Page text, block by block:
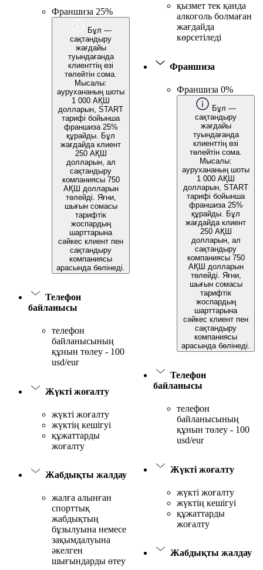
Франшиза 25%
Бұл —
сақтандыру
жағдайы
туындағанда
клиенттің өзі
төлейтін сома.
Мысалы:
аурухананың шоты
1 000 АҚШ
долларын, START
тарифі бойынша
франшиза 25%
құрайды. Бұл
жағдайда клиент
250 АҚШ
долларын, ал
сақтандыру
компаниясы 750
АҚШ долларын
төлейді. Яғни,
шығын сомасы
тарифтік
жоспардың
шарттарына
сәйкес клиент пен
сақтандыру
компаниясы
арасында бөлінеді.
Телефон
байланысы
телефон
байланысының
құнын төлеу - 100
usd/eur
Жүкті жоғалту
жүкті жоғалту
жүктің кешігуі
құжаттарды
жоғалту
Жабдықты жалдау
жалға алынған
спорттық
жабдықтың
бұзылуына немесе
зақымдалуына
әкелген
шығындарды өтеу
қызмет тек қанда
алкоголь болмаған
жағдайда
көрсетіледі
Франшиза
Франшиза 0%
Бұл —
сақтандыру
жағдайы
туындағанда
клиенттің өзі
төлейтін сома.
Мысалы:
аурухананың шоты
1 000 АҚШ
долларын, START
тарифі бойынша
франшиза 25%
құрайды. Бұл
жағдайда клиент
250 АҚШ
долларын, ал
сақтандыру
компаниясы 750
АҚШ долларын
төлейді. Яғни,
шығын сомасы
тарифтік
жоспардың
шарттарына
сәйкес клиент пен
сақтандыру
компаниясы
арасында бөлінеді.
Телефон
байланысы
телефон
байланысының
құнын төлеу - 100
usd/eur
Жүкті жоғалту
жүкті жоғалту
жүктің кешігуі
құжаттарды
жоғалту
Жабдықты жалдау